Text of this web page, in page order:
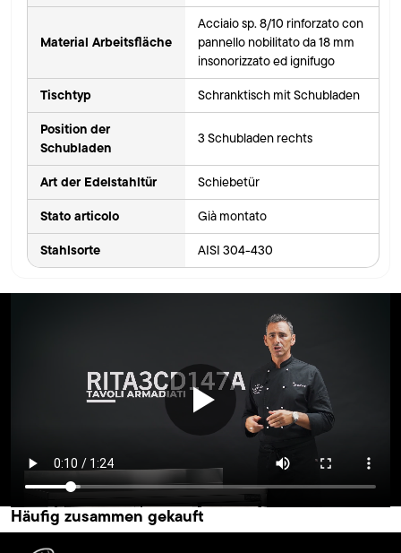
Material Arbeitsfläche
Acciaio sp. 8/10 rinforzato con
pannello nobilitato da 18 mm
insonorizzato ed ignifugo
Tischtyp Schranktisch mit Schubladen
Position der
Schubladen
3 Schubladen rechts
Art der Edelstahltür Schiebetür
Stato articolo Già montato
Stahlsorte AISI 304-430
Häufig zusammen gekauft